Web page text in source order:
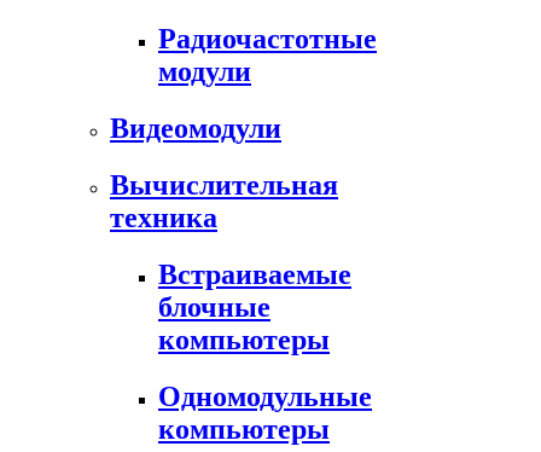
Радиочастотные
модули
Видеомодули
Вычислительная
техника
Встраиваемые
блочные
компьютеры
Одномодульные
компьютеры